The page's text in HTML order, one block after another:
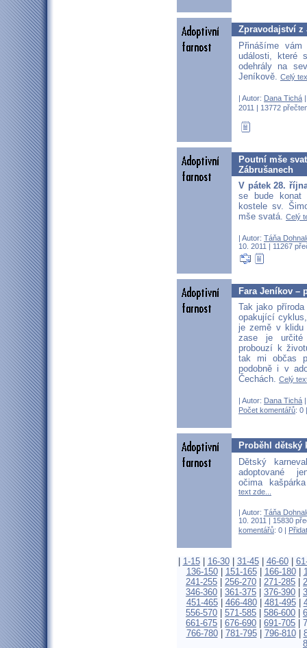
Zpravodajství z
Přinášíme
události, které
odehrály na
Jeníkově. Celý
| Autor: Dana Tichá
2011 | 13772
Poutní mše
Zábrušanech
V pátek 28.
se bude konat
kostele sv.
mše svatá. Celý
| Autor: Táňa
10. 2011 | 11267
Fara Jeníkov –
Tak jako
opakující
je země v
zase je
probouzí k
tak mi občas
podobně i v
Čechách. Celý
| Autor: Dana Tichá
Počet komentářů: 0
Proběhl dětský
Dětský
adoptované
očima
text zde...
| Autor: Táňa
10. 2011 | 15830
komentářů: 0 |
1-15| 16-30| 31-45| 46-60|
136-150| 151-165| 166-180|
241-255
256-270 271-285
346-360
361-375 376-390
451-465| 466-480| 481-495|
556-570
571-585 586-600
661-675
676-690 691-705
766-780| 781-795| 796-810|